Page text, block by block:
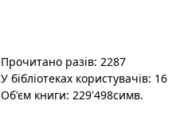
Прочитано разів: 2287
У бібліотеках користувачів: 16
Об'єм книги: 229'498симв.